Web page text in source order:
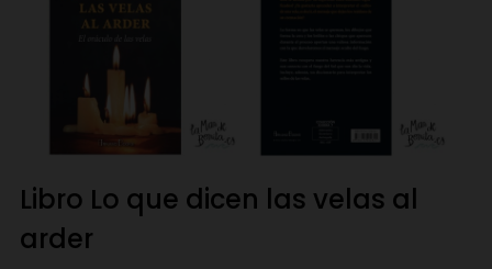
Libro Lo que dicen las velas al
arder